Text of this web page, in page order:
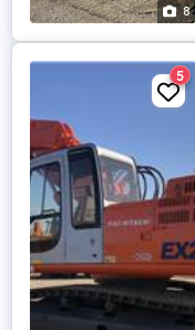
8
5